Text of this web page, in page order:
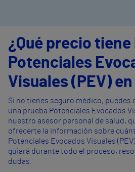
¿Qué precio tiene
Potenciales
Visuales (PEV)
Si no tienes seguro médico, puedes
una prueba Potenciales Evocados
nuestro asesor personal de salud,
ofrecerte la información sobre
Potenciales Evocados Visuales
guiará durante todo el proceso,
dudas.